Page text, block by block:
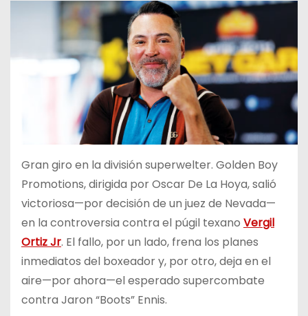
Gran giro en la división superwelter. Golden Boy
Promotions, dirigida por Oscar De La Hoya, salió
victoriosa—por decisión de un juez de Nevada—
en la controversia contra el púgil texano Vergil
Ortiz Jr. El fallo, por un lado, frena los planes
inmediatos del boxeador y, por otro, deja en el
aire—por ahora—el esperado supercombate
contra Jaron “Boots” Ennis.